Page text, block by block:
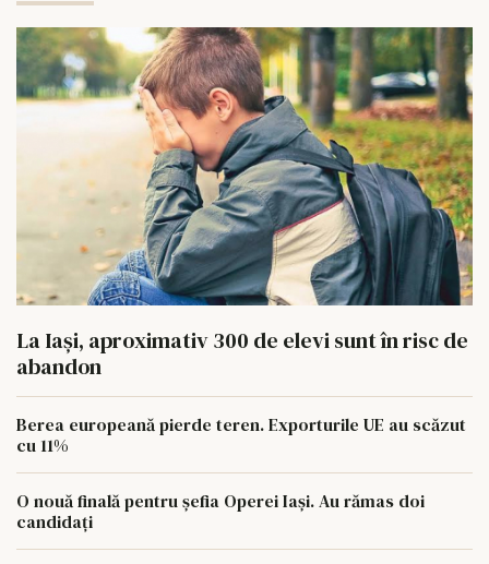
La Iași, aproximativ 300 de elevi sunt în risc de
abandon
Berea europeană pierde teren. Exporturile UE au scăzut
cu 11%
O nouă finală pentru șefia Operei Iași. Au rămas doi
candidați